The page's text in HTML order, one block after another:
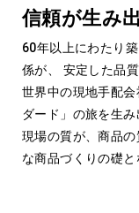
04 仕
信頼が生み
60年以上にわたり
係が、 安定した品
世界中の現地手配
ダード」の旅を生み
現場の質が、商品
な商品づくりの礎と